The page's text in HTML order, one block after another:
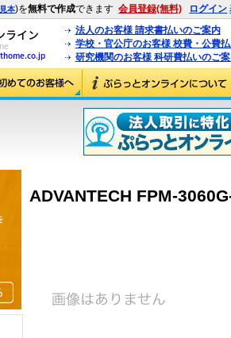
見本)を無料で作成できます 会員登録(無料) ログイン
法人のお客様 請求書払いのご案内
学校・官公庁のお客様 校費・公費
研究機関のお客様 科研費払いのご
ADVANTECH FPM-